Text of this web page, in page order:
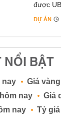
được
DỰ ÁN
NỔI BẬT
nay
Giá
nay
Giá
nay
Tỷ